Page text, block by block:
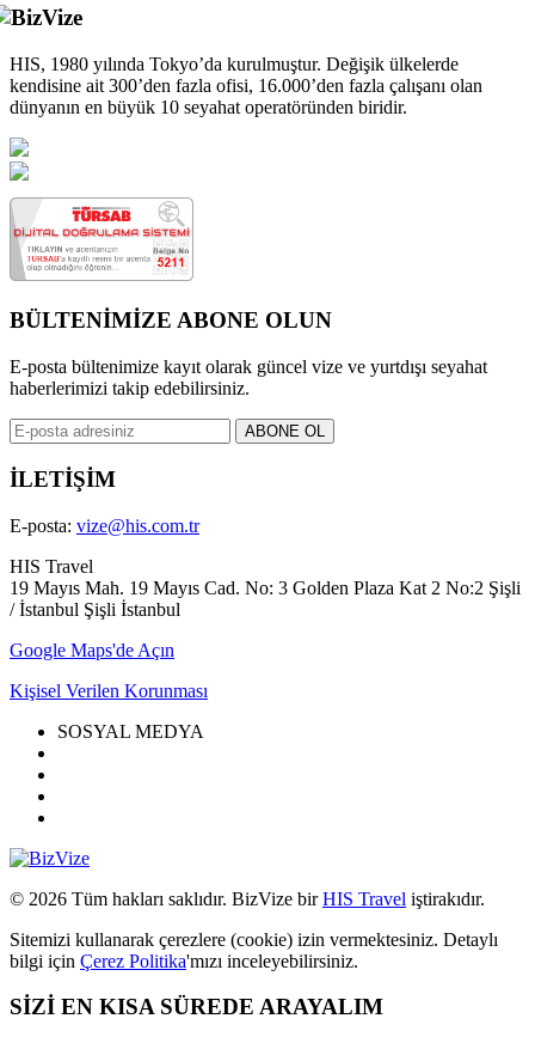
HIS, 1980 yılında Tokyo’da kurulmuştur. Değişik ülkelerde
kendisine ait 300’den fazla ofisi, 16.000’den fazla çalışanı olan
dünyanın en büyük 10 seyahat operatöründen biridir.
BÜLTENİMİZE ABONE OLUN
E-posta bültenimize kayıt olarak güncel vize ve yurtdışı seyahat
haberlerimizi takip edebilirsiniz.
İLETİŞİM
E-posta: vize@his.com.tr
HIS Travel
19 Mayıs Mah. 19 Mayıs Cad. No: 3 Golden Plaza Kat 2 No:2 Şişli
/ İstanbul Şişli İstanbul
Google Maps'de Açın
Kişisel Verilen Korunması
SOSYAL MEDYA
© 2026 Tüm hakları saklıdır. BizVize birHIS Travel iştirakıdır.
Sitemizi kullanarak çerezlere (cookie) izin vermektesiniz. Detaylı
bilgi için Çerez Politika'mızı inceleyebilirsiniz.
SİZİ EN KISA SÜREDE ARAYALIM